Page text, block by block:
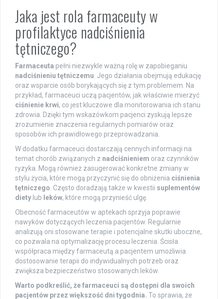
Jaka jest rola farmaceuty w
profilaktyce nadciśnienia
tętniczego?
Farmaceuta pełni niezwykle ważną rolę w zapobieganiu
nadciśnieniu tętniczemu. Jego działania obejmują edukację
oraz wsparcie osób borykających się z tym problemem. Na
przykład, farmaceuci uczą pacjentów, jak właściwie mierzyć
ciśnienie krwi, co jest kluczowe dla monitorowania ich stanu
zdrowia. Dzięki tym wskazówkom pacjenci zyskują lepsze
zrozumienie znaczenia regularnych pomiarów oraz
sposobów ich prawidłowego przeprowadzania.
W dodatku farmaceuci dostarczają cennych informacji na
temat chorób związanych z nadciśnieniem oraz czynników
ryzyka. Mogą również zasugerować konkretne zmiany w
stylu życia, które mogą przyczynić się do obniżenia ciśnienia
tętniczego. Często doradzają także w kwestii suplementów
diety lub leków, które mogą przynieść ulgę.
Obecność farmaceutów w aptekach sprzyja poprawie
nawyków dotyczących leczenia pacjentów. Regularnie
analizują oni stosowane terapie i potencjalne skutki uboczne,
co pozwala na optymalizację procesu leczenia. Ścisła
współpraca między farmaceutą a pacjentem umożliwia
dostosowanie terapii do indywidualnych potrzeb oraz
zwiększa bezpieczeństwo stosowanych leków.
Warto podkreślić, że farmaceuci są dostępni dla swoich
pacjentów przez większość dni tygodnia. To sprawia, że